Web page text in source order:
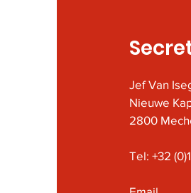
Jef Van
Nieuwe
2800
Tel: +32